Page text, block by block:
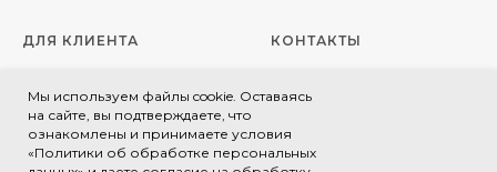
ДЛЯ КЛИЕНТА
ОПЛАТА
ТАБЛИЦА РАЗМЕРОВ
ПРАВИЛА ВОЗВРАТА
КОНТАКТЫ
INFO@SEARENA.RU
Москва, Никольская улица 17
стр 1 / пространство
Мы используем файлы cookie. Оставаясь
на сайте, вы подтверждаете, что
ознакомлены и принимаете условия
«Политики об обработке персональных